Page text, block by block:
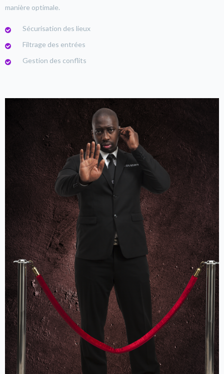
manière optimale.
Sécurisation des lieux
Filtrage des entrées
Gestion des conflits